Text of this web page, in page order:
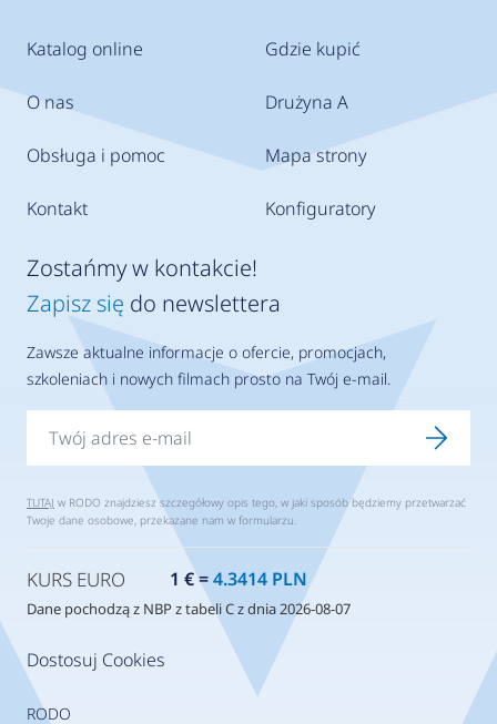
Katalog online
O nas
Obsługa i pomoc
Kontakt
Gdzie kupić
Drużyna A
Mapa strony
Konfiguratory
Dostosuj Cookies
RODO
Zostańmy w kontakcie!
Zapisz się do newslettera
Zawsze aktualne informacje o ofercie, promocjach,
szkoleniach i nowych filmach prosto na Twój e-mail.
TUTAJ w RODO znajdziesz szczegółowy opis tego, w jaki sposób będziemy przetwarzać
Twoje dane osobowe, przekazane nam w formularzu.
KURS EURO 1 € =4.3414 PLN
Dane pochodzą z NBP z tabeli C z dnia 2026-08-07